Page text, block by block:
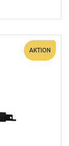
AKTION